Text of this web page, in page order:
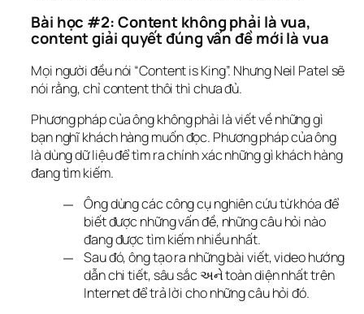
Bài học #2: Content không phải là vua,
content giải quyết đúng vấn đề mới là vua
Mọi người đều nói “Content is King”. Nhưng Neil Patel sẽ
nói rằng, chỉ content thôi thì chưa đủ.
Phương pháp của ông không phải là viết về những gì
bạn nghĩ khách hàng muốn đọc. Phương pháp của ông
là dùng dữ liệu để tìm ra chính xác những gì khách hàng
đang tìm kiếm.
Ông dùng các công cụ nghiên cứu từ khóa để
biết được những vấn đề, những câu hỏi nào
đang được tìm kiếm nhiều nhất.
Sau đó, ông tạo ra những bài viết, video hướng
dẫn chi tiết, sâu sắc અને toàn diện nhất trên
Internet để trả lời cho những câu hỏi đó.